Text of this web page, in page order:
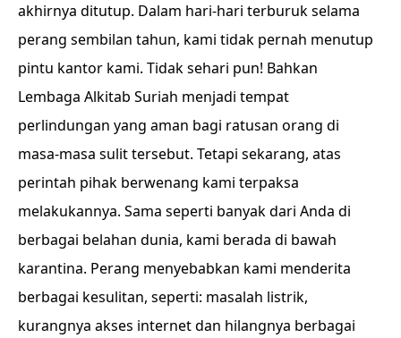
akhirnya ditutup. Dalam hari-hari terburuk selama
perang sembilan tahun, kami tidak pernah menutup
pintu kantor kami. Tidak sehari pun! Bahkan
Lembaga Alkitab Suriah menjadi tempat
perlindungan yang aman bagi ratusan orang di
masa-masa sulit tersebut. Tetapi sekarang, atas
perintah pihak berwenang kami terpaksa
melakukannya. Sama seperti banyak dari Anda di
berbagai belahan dunia, kami berada di bawah
karantina. Perang menyebabkan kami menderita
berbagai kesulitan, seperti: masalah listrik,
kurangnya akses internet dan hilangnya berbagai